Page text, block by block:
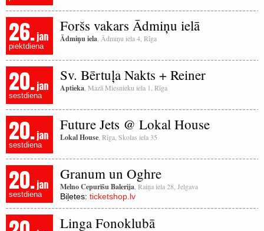
26.jan
piektdiena
Foršs vakars Ādmiņu ielā
Ādmiņu iela , Ādmiņu iela 4, Rīga
20.jan
sestdiena
Sv. Bērtuļa Nakts + Reiner
Aptieka , Mazā Miesnieku iela 1, Rīga
20.jan
sestdiena
Future Jets @ Lokal House
Lokal House , Rīga, Skolas iela 35
20.jan
sestdiena
Granum un Oghre
Melno Cepurīšu Balerija , Raiņa iela 28, Jelgava
Biļetes: ticketshop.lv
Linga Fonoklubā